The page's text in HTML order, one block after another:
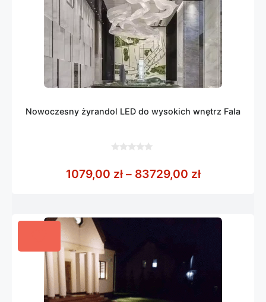
Nowoczesny żyrandol LED do wysokich wnętrz Fala
5
1079,00 zł – 83729,00 złZakres